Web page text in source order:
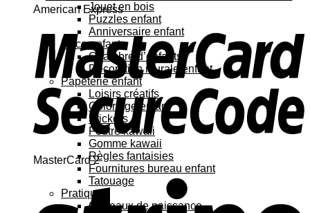
American Express
MasterCard 2
Jouet en bois
Puzzles enfant
Anniversaire enfant
Déco enfant
Chambre d’enfants
Décoration murale enfant
Papeterie enfant
Loisirs créatifs
Coloriage enfant
Stickers
Feutre kawaii
Gomme kawaii
Règles fantaisies
Fournitures bureau enfant
Tatouage
Pratique
Cadeaux de naissance